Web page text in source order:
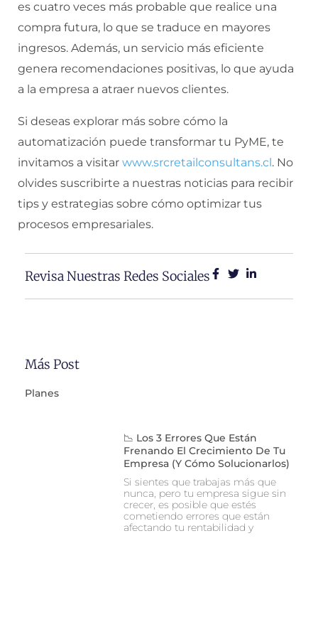
es cuatro veces más probable que realice una
compra futura, lo que se traduce en mayores
ingresos. Además, un servicio más eficiente
genera recomendaciones positivas, lo que ayuda
a la empresa a atraer nuevos clientes.
Si deseas explorar más sobre cómo la
automatización puede transformar tu PyME, te
invitamos a visitar www.srcretailconsultans.cl. No
olvides suscribirte a nuestras noticias para recibir
tips y estrategias sobre cómo optimizar tus
procesos empresariales.
Revisa Nuestras Redes Sociales
Más Post
Planes
📉 Los 3 Errores Que Están
Frenando El Crecimiento De Tu
Empresa (y Cómo Solucionarlos)
Si sientes que trabajas más que
nunca, pero tu empresa sigue sin
crecer, es posible que estés
cometiendo errores que están
afectando tu rentabilidad y